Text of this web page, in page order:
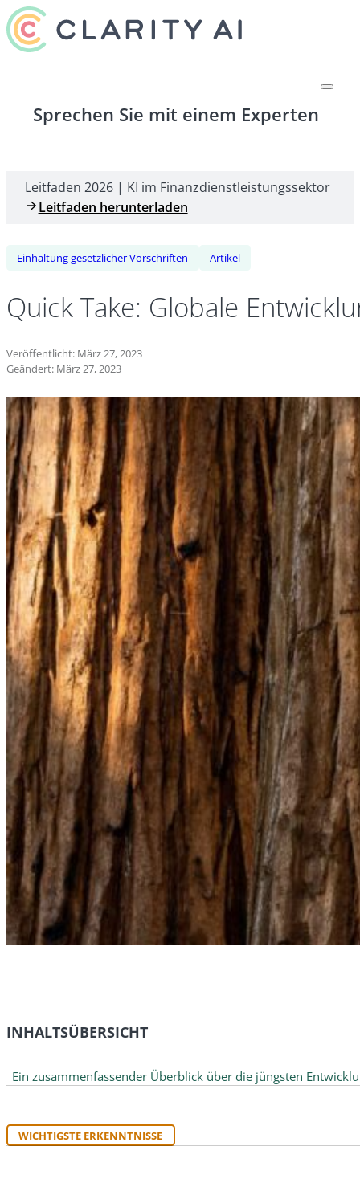
Sprechen Sie mit einem Experten
Leitfaden 2026 | KI im Finanzdienstleistungssektor
Leitfaden herunterladen
Einhaltung gesetzlicher Vorschriften Artikel
Quick Take: Globale
Veröffentlicht: März 27, 2023
Geändert: März 27, 2023
INHALTSÜBERSICHT
Ein zusammenfassender Überblick über die jüngsten
WICHTIGSTE ERKENNTNISSE